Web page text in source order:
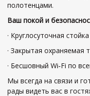
полотенцами.
Ваш покой и
· Круглосуточная
· Закрытая охраняемая
· Бесшовный Wi‑Fi по
Мы всегда на связи и
рады видеть вас в